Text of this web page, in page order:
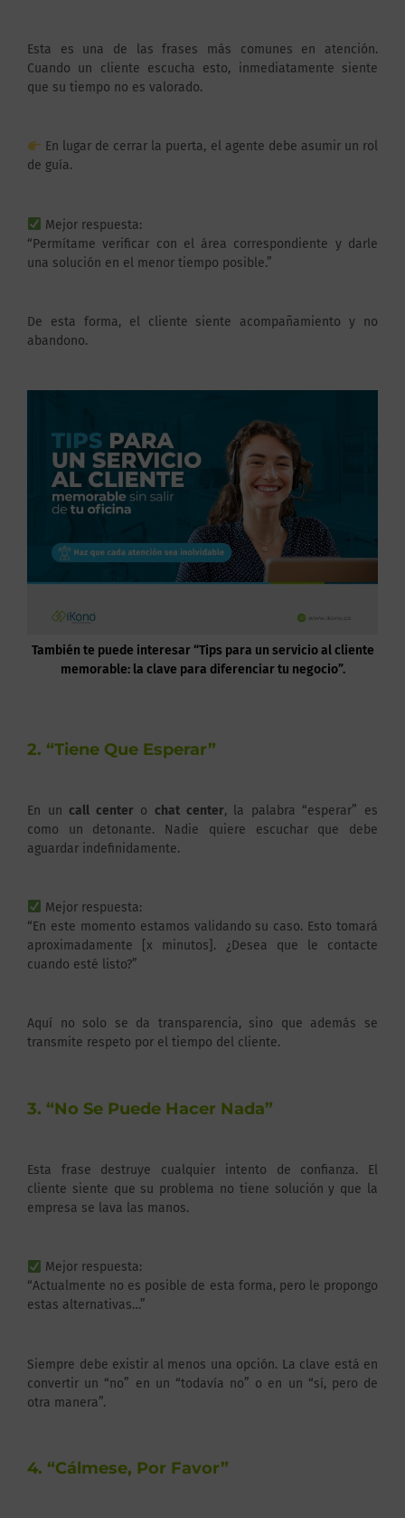
Esta es una de las frases más comunes en atención.
Cuando un cliente escucha esto, inmediatamente siente
que su tiempo no es valorado.
En lugar de cerrar la puerta, el agente debe asumir un rol
de guía.
Mejor respuesta:
“Permítame verificar con el área correspondiente y darle
una solución en el menor tiempo posible.”
De esta forma, el cliente siente acompañamiento y no
abandono.
También te puede interesar “Tips para un servicio al cliente
memorable: la clave para diferenciar tu negocio”.
2. “Tiene Que Esperar”
En uncall centerochat center, la palabra “esperar” es
como un detonante. Nadie quiere escuchar que debe
aguardar indefinidamente.
Mejor respuesta:
“En este momento estamos validando su caso. Esto tomará
aproximadamente [x minutos]. ¿Desea que le contacte
cuando esté listo?”
Aquí no solo se da transparencia, sino que además se
transmite respeto por el tiempo del cliente.
3. “No Se Puede Hacer Nada”
Esta frase destruye cualquier intento de confianza. El
cliente siente que su problema no tiene solución y que la
empresa se lava las manos.
Mejor respuesta:
“Actualmente no es posible de esta forma, pero le propongo
estas alternativas…”
Siempre debe existir al menos una opción. La clave está en
convertir un “no” en un “todavía no” o en un “sí, pero de
otra manera”.
4. “Cálmese, Por Favor”